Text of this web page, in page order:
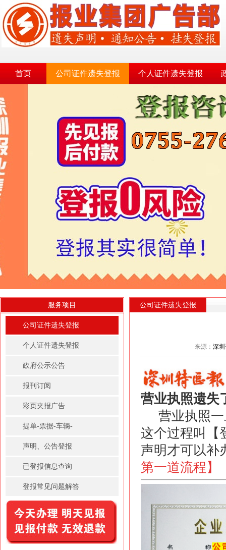
首页 公司证件遗失登报 个人证件遗失登报
服务项目
公司证件遗失登报
个人证件遗失登报
政府公示公告
报刊订阅
彩页夹报广告
提单-票据-车辆-
房屋租赁凭证登报
声明、公告登报
已登报信息查询
登报常见问题解答
公司证件遗失登报
来源： 深
营业执照遗失
营业执照
这个过程叫【
声明才可以补
第一道流程 】